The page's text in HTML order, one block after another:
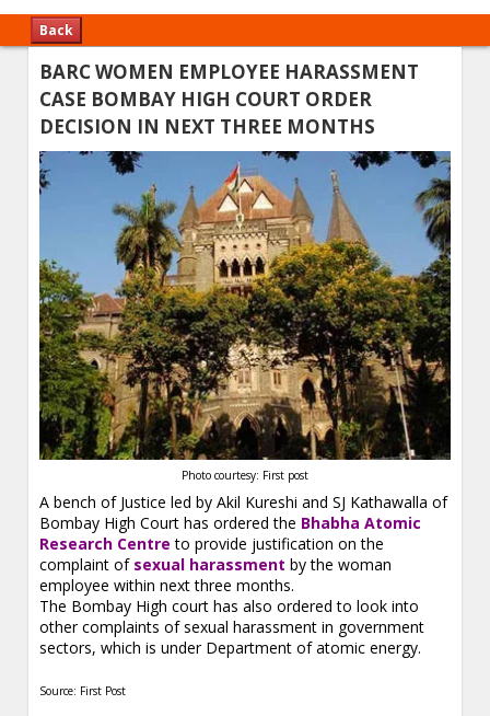
Back
BARC WOMEN EMPLOYEE HARASSMENT
CASE BOMBAY HIGH COURT ORDER
DECISION IN NEXT THREE MONTHS
Photo courtesy: First post
A bench of Justice led by Akil Kureshi and SJ Kathawalla of
Bombay High Court has ordered the Bhabha Atomic
Research Centre to provide justification on the
complaint of sexual harassment by the woman
employee within next three months.
The Bombay High court has also ordered to look into
other complaints of sexual harassment in government
sectors, which is under Department of atomic energy.
Source: First Post